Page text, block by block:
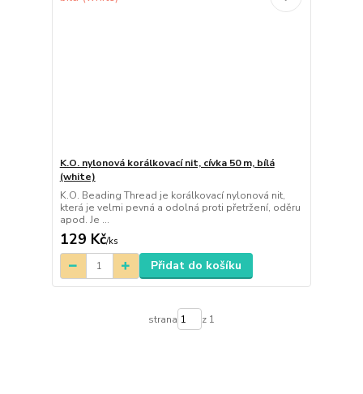
K.O. nylonová korálkovací nit, cívka 50 m, bílá
(white)
K.O. Beading Thread je korálkovací nylonová nit,
která je velmi pevná a odolná proti přetržení, oděru
apod. Je ...
129 Kč/ks
Přidat do košíku
strana z 1